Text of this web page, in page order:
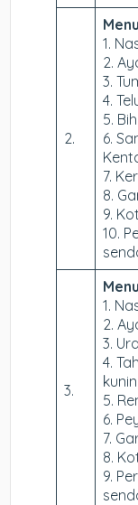
2.
1.
2.
3.
4.
5.
6.
7.
8.
9.
10.
3.
1.
2.
3.
4.
5.
6.
7.
8.
9.